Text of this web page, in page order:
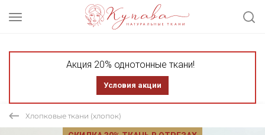
Акция 20% однотонные ткани!
Условия акции
Хлопковые ткани (хлопок)